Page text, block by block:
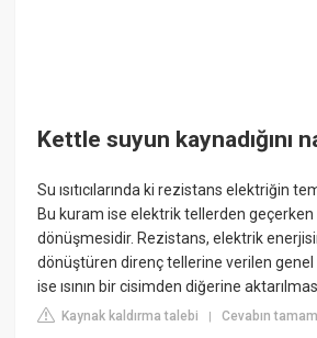
Kettle suyun kaynadığını
Su ısıtıcılarında ki rezistans elektriğin
Bu kuram ise elektrik tellerden geçerken
dönüşmesidir. Rezistans, elektrik
dönüştüren direnç tellerine verilen genel
ise ısının bir cisimden diğerine
Kaynak kaldırma talebi |Cevabın